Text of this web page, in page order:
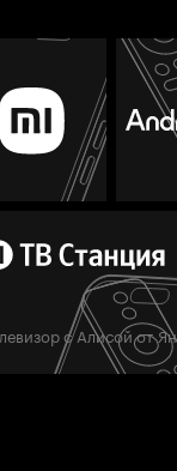
с Алисой от